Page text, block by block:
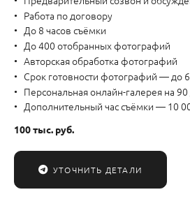
Работа по договору
До 8 часов съёмки
До 400 отобранных фотографий
Авторская обработка фотографий
Срок готовности фотографий — до
Персональная онлайн-галерея на
Дополнительный час съёмки — 10
100 тыс. руб.
УТОЧНИТЬ ДЕТАЛИ